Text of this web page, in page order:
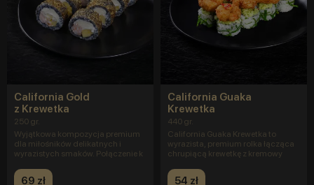
California Gold
z Krewetka
250 gr.
Wyjątkowa kompozycja premium
dla miłośników delikatnych i
wyrazistych smaków. Połączenie k
69 zł
California Guaka
Krewetka
440 gr.
California Guaka Krewetka to
wyrazista, premium rolka łącząca
chrupiącą krewetkę z kremowy
54 zł